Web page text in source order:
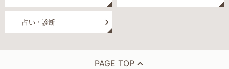
占い・診断
PAGE TOP